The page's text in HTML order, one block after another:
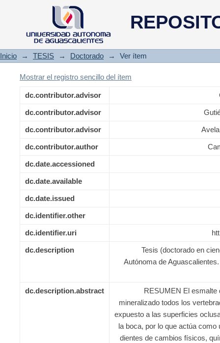
Expresión de las proteínas
Inicio → TESIS → Doctorado → Ver ítem
Mostrar el registro sencillo del ítem
dc.contributor.advisor
dc.contributor.advisor
dc.contributor.advisor
dc.contributor.author
dc.date.accessioned
dc.date.available
dc.date.issued
dc.identifier.other
dc.identifier.uri
dc.description
Tesis (doctorado en
Autónoma de
dc.description.abstract
RESUMEN El esmalte
mineralizado todos los
expuesto a las superficies
la boca, por lo que actúa como
dientes de cambios físicos,